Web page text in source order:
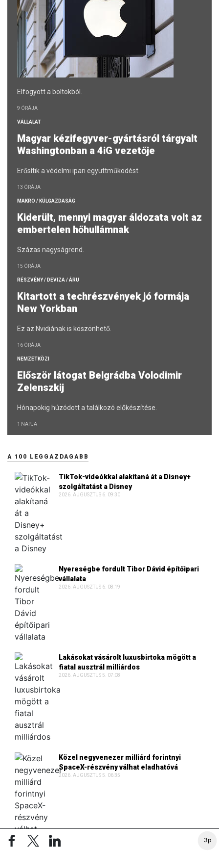
3p
Elfogyott a boltokból.
9 ÓRÁJA
VÁLLALAT
Magyar kézifegyver-gyártásról tárgyalt
Washingtonban a 4iG vezetője
Erősítik a védelmi ipari együttműködést.
13 ÓRÁJA
MAKRO / KÜLGAZDASÁG
Kiderült, mennyi magyar áldozata volt az
embertelen hőhullámnak
Százas nagyságrend.
15 ÓRÁJA
RÉSZVÉNY / DEVIZA / ÁRU
Kitartott a techrészvények jó formája
New Yorkban
Ez az Nvidiának is köszönhető.
16 ÓRÁJA
NEMZETKÖZI
Először látogat Belgrádba Volodimir
Zelenszkij
Hónapokig húzódott a találkozó előkészítése.
1 NAPJA
A 100 LEGGAZDAGABB
TikTok-videókkal alakítaná át a Disney+
szolgáltatást a Disney
2026. AUGUSZTUS 6. 09:30
Nyereségbe fordult Tibor Dávid építőipari
vállalata
2026. AUGUSZTUS 6. 08:19
Lakásokat vásárolt luxusbirtoka mögött a
fiatal ausztrál milliárdos
2026. AUGUSZTUS 5. 07:08
Közel negyvenezer milliárd forintnyi
SpaceX-részvény válhat eladhatóvá
2026. AUGUSZTUS 5. 06:35